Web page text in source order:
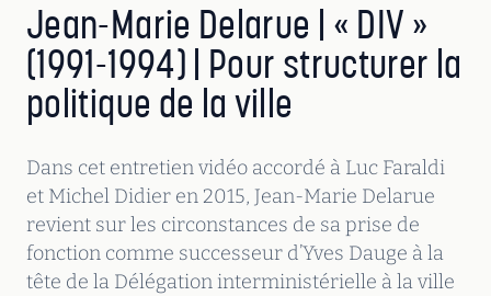
Jean-Marie Delarue | « DIV »
(1991-1994) | Pour structurer la
politique de la ville
Dans cet entretien vidéo accordé à Luc Faraldi
et Michel Didier en 2015, Jean-Marie Delarue
revient sur les circonstances de sa prise de
fonction comme successeur d’Yves Dauge à la
tête de la Délégation interministérielle à la ville